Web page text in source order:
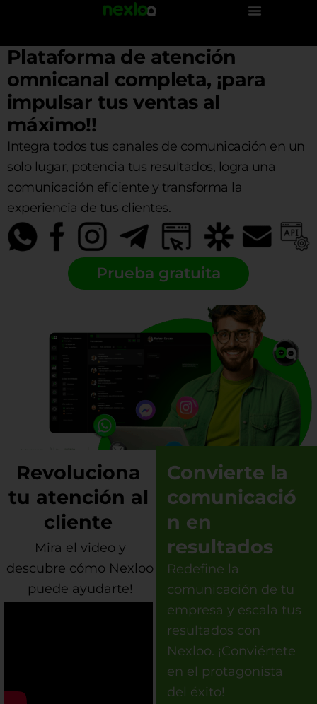
Plataforma de atención
omnicanal completa, ¡para
impulsar tus ventas al
máximo!!
Integra todos tus canales de comunicación en un
solo lugar, potencia tus resultados, logra una
comunicación eficiente y transforma la
experiencia de tus clientes.
Prueba gratuita
Revoluciona
tu atención al
cliente
Mira el video y
descubre cómo Nexloo
puede ayudarte!
Convierte la
comunicació
n en
resultados
Redefine la
comunicación de tu
empresa y escala tus
resultados con
Nexloo. ¡Conviértete
en el protagonista
del éxito!